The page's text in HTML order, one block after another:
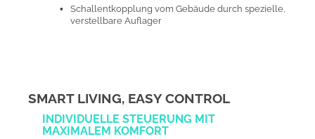
Schallentkopplung vom Gebäude durch spezielle,
verstellbare Auflager
SMART LIVING, EASY CONTROL
INDIVIDUELLE STEUERUNG MIT
MAXIMALEM KOMFORT